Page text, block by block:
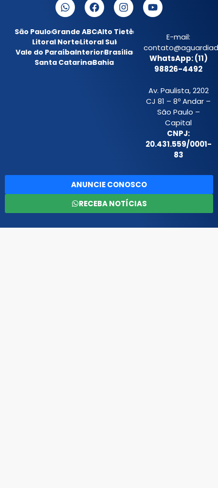
São PauloGrande ABCAlto Tietê
Litoral NorteLitoral Sul
Vale do ParaíbaInteriorBrasília
Santa CatarinaBahia
E-mail:
WhatsApp: (11)
98826-4492
Av. Paulista, 2202
CJ 81 – 8º Andar –
São Paulo –
Capital
CNPJ:
20.431.559/0001-
83
ANUNCIE CONOSCO
RECEBA NOTÍCIAS